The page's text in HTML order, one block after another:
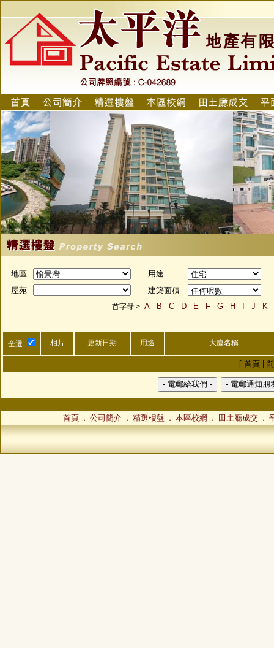
地區
用途
屋苑
建築面積
首字母 > A B C D E F G H J K
全選 相片 更新日期 用途 大廈名稱
[ 首頁 |
首頁 ． 公司簡介 ． 精選樓盤 ． 本區校網 ． 田土廳成交 ．